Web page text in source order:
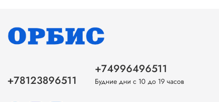
+78123896511
+74996496511
Будние дни с 10 до 19 часов